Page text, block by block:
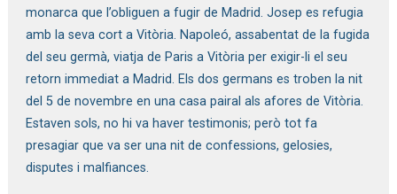
monarca que l’obliguen a fugir de Madrid. Josep es refugia
amb la seva cort a Vitòria. Napoleó, assabentat de la fugida
del seu germà, viatja de Paris a Vitòria per exigir-li el seu
retorn immediat a Madrid. Els dos germans es troben la nit
del 5 de novembre en una casa pairal als afores de Vitòria.
Estaven sols, no hi va haver testimonis; però tot fa
presagiar que va ser una nit de confessions, gelosies,
disputes i malfiances.